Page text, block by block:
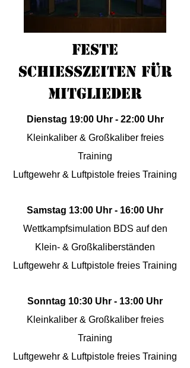
Feste
Schiesszeiten für
Mitglieder
Dienstag 19:00 Uhr - 22:00 Uhr
Kleinkaliber & Großkaliber freies
Training
Luftgewehr & Luftpistole freies Training
Samstag 13:00 Uhr - 16:00 Uhr
Wettkampfsimulation BDS auf den
Klein- & Großkaliberständen
Luftgewehr & Luftpistole freies Training
Sonntag 10:30 Uhr - 13:00 Uhr
Kleinkaliber & Großkaliber freies
Training
Luftgewehr & Luftpistole freies Training